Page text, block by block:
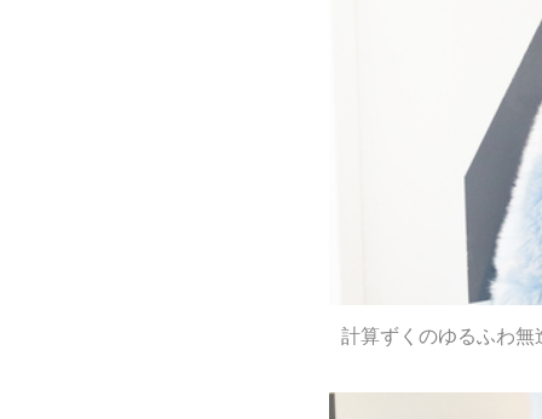
計算ずくのゆるふわ